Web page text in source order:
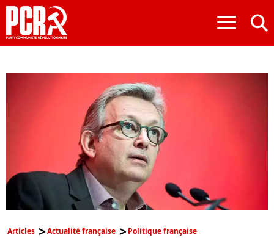
≡
Articles Actualité française Politique française